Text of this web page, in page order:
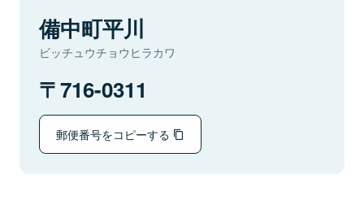
備中町平川
ビッチュウチョウヒラカワ
716-0311
郵便番号をコピーする